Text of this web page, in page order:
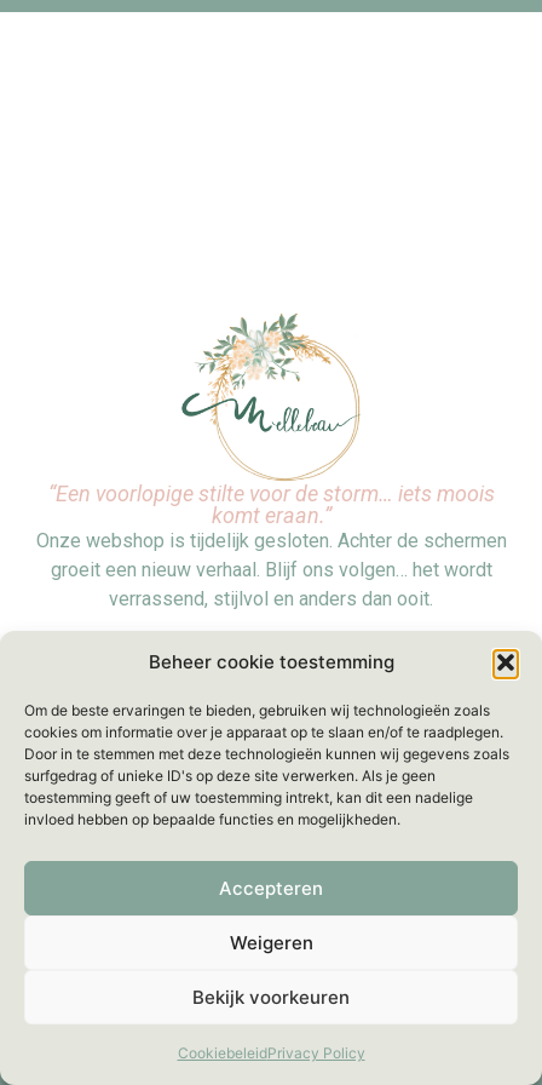
Beheer cookie toestemming
Om de beste ervaringen te bieden, gebruiken wij technologieën zoals
cookies om informatie over je apparaat op te slaan en/of te raadplegen.
Door in te stemmen met deze technologieën kunnen wij gegevens zoals
surfgedrag of unieke ID's op deze site verwerken. Als je geen
toestemming geeft of uw toestemming intrekt, kan dit een nadelige
invloed hebben op bepaalde functies en mogelijkheden.
Accepteren
Weigeren
Bekijk voorkeuren
CookiebeleidPrivacy Policy
“Een voorlopige stilte voor de storm… iets moois
komt eraan.”
Onze webshop is tijdelijk gesloten. Achter de schermen
groeit een nieuw verhaal. Blijf ons volgen… het wordt
verrassend, stijlvol en anders dan ooit.
Voorlopig zijn we even offline, maar we blijven bereikbaar
beantwoorden je bericht binnen48 uur.